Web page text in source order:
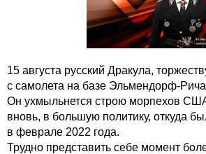
15 августа русский Дракула,
с самолета на базе Эльмендорф-
Он ухмыльнется строю морпехов
вновь, в большую политику, откуда
в феврале 2022 года.
Трудно представить себе момент